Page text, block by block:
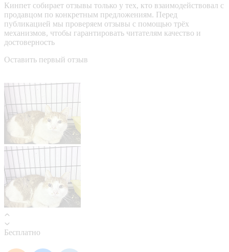
Кинпет собирает отзывы только у тех, кто взаимодействовал с
продавцом по конкретным предложениям. Перед
публикацией мы проверяем отзывы с помощью трёх
механизмов, чтобы гарантировать читателям качество и
достоверность
Оставить первый отзыв
Бесплатно